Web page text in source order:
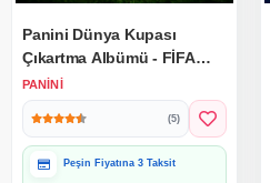
Panini Dünya Kupası
Çıkartma Albümü - FİFA
Dünya Kupası Çıkartma
Albümü 2026
PANINI
(5)
Hediye Paketine Uygun